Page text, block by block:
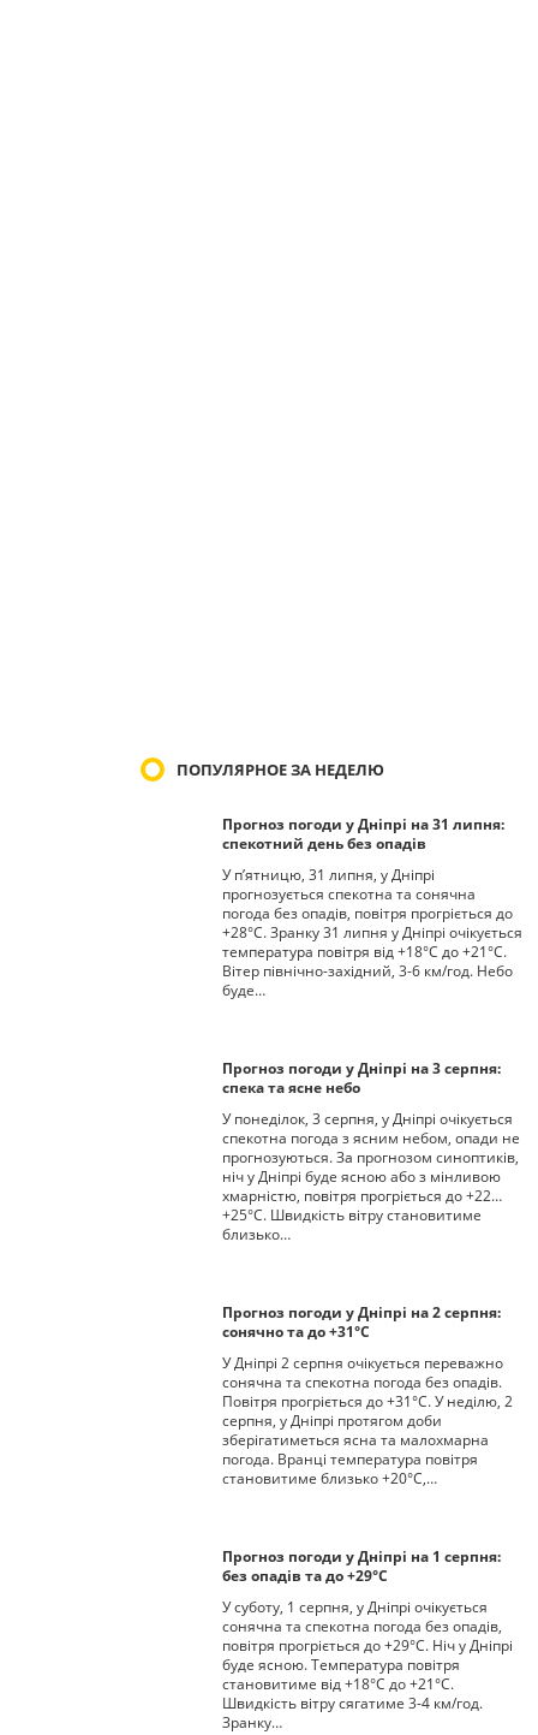
ПОПУЛЯРНОЕ ЗА НЕДЕЛЮ
Прогноз погоди у Дніпрі на 31 липня:
спекотний день без опадів
У п’ятницю, 31 липня, у Дніпрі
прогнозується спекотна та сонячна
погода без опадів, повітря прогріється до
+28°С. Зранку 31 липня у Дніпрі очікується
температура повітря від +18°С до +21°С.
Вітер північно-західний, 3-6 км/год. Небо
буде…
Прогноз погоди у Дніпрі на 3 серпня:
спека та ясне небо
У понеділок, 3 серпня, у Дніпрі очікується
спекотна погода з ясним небом, опади не
прогнозуються. За прогнозом синоптиків,
ніч у Дніпрі буде ясною або з мінливою
хмарністю, повітря прогріється до +22…
+25°С. Швидкість вітру становитиме
близько…
Прогноз погоди у Дніпрі на 2 серпня:
сонячно та до +31°С
У Дніпрі 2 серпня очікується переважно
сонячна та спекотна погода без опадів.
Повітря прогріється до +31°С. У неділю, 2
серпня, у Дніпрі протягом доби
зберігатиметься ясна та малохмарна
погода. Вранці температура повітря
становитиме близько +20°С,…
Прогноз погоди у Дніпрі на 1 серпня:
без опадів та до +29°С
У суботу, 1 серпня, у Дніпрі очікується
сонячна та спекотна погода без опадів,
повітря прогріється до +29°С. Ніч у Дніпрі
буде ясною. Температура повітря
становитиме від +18°С до +21°С.
Швидкість вітру сягатиме 3-4 км/год.
Зранку…